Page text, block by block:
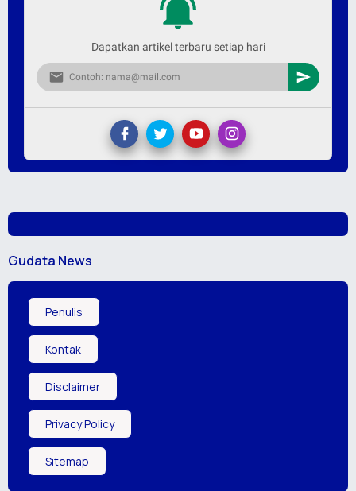
Dapatkan artikel terbaru setiap hari
Gudata News
Penulis
Kontak
Disclaimer
Privacy Policy
Sitemap